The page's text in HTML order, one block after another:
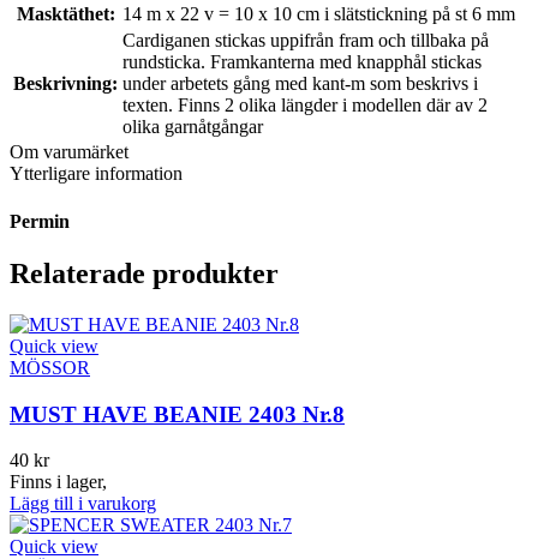
Masktäthet: 14 m x 22 v = 10 x 10 cm i slätstickning på st 6 mm
Beskrivning:
Cardiganen stickas uppifrån fram och tillbaka på
rundsticka. Framkanterna med knapphål stickas
under arbetets gång med kant-m som beskrivs i
texten. Finns 2 olika längder i modellen där av 2
olika garnåtgångar
Om varumärket
Ytterligare information
Permin
Relaterade produkter
Quick view
MÖSSOR
MUST HAVE BEANIE 2403 Nr.8
40 kr
Finns i lager,
Lägg till i varukorg
Quick view